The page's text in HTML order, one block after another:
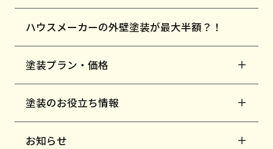
ハウスメーカーの外壁塗装が最大半額？！
塗装プラン・価格
塗装のお役立ち情報
お知らせ